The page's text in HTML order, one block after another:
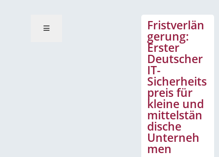
Fristverlän
gerung:
Erster
Deutscher
IT-
Sicherheits
preis für
kleine und
mittelstän
dische
Unterneh
men